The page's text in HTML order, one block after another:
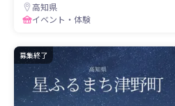
高知県
イベント・体験
募集終了